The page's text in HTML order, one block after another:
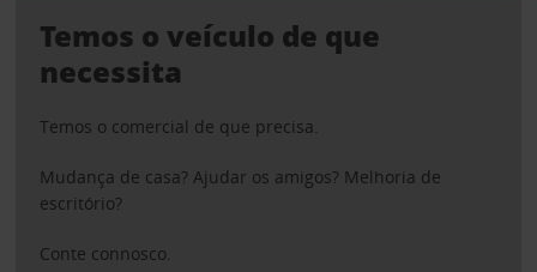
Temos o veículo de que
necessita
Temos o comercial de que precisa.
Mudança de casa? Ajudar os amigos? Melhoria de
escritório?
Conte connosco.